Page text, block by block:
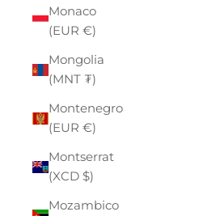
Monaco
(EUR €)
Mongolia
(MNT ₮)
Montenegro
(EUR €)
Montserrat
(XCD $)
Mozambico